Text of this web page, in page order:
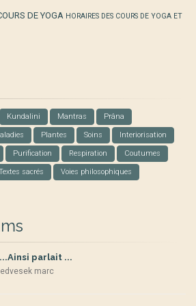
DE YOGA HORAIRES DES COURS DE YOGA ET
Kundalini Mantras Prâna
Plantes Soins Interiorisation
Purification Respiration Coutumes
sacrés Voies philosophiques
parlait ...
marc